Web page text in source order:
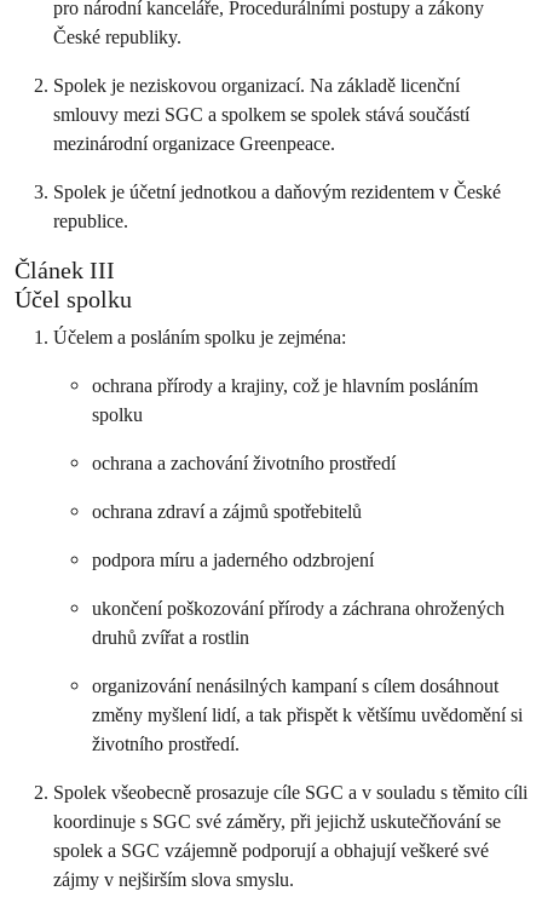
pro národní kanceláře, Procedurálními postupy a zákony
České republiky.
Spolek je neziskovou organizací. Na základě licenční
smlouvy mezi SGC a spolkem se spolek stává součástí
mezinárodní organizace Greenpeace.
Spolek je účetní jednotkou a daňovým rezidentem v České
republice.
Článek III
Účel spolku
Účelem a posláním spolku je zejména:
ochrana přírody a krajiny, což je hlavním posláním
spolku
ochrana a zachování životního prostředí
ochrana zdraví a zájmů spotřebitelů
podpora míru a jaderného odzbrojení
ukončení poškozování přírody a záchrana ohrožených
druhů zvířat a rostlin
organizování nenásilných kampaní s cílem dosáhnout
změny myšlení lidí, a tak přispět k většímu uvědomění si
životního prostředí.
Spolek všeobecně prosazuje cíle SGC a v souladu s těmito cíli
koordinuje s SGC své záměry, při jejichž uskutečňování se
spolek a SGC vzájemně podporují a obhajují veškeré své
zájmy v nejširším slova smyslu.